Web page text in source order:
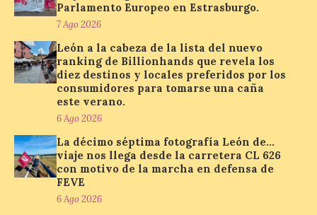
distribuye folletos con la
programación del evento
del eclipse solar que
organiza con la ESA y el
Ayuntamiento
7 Ago 2026
Los materiales ya pueden
recogerse gratuitamente
en la Oficina de
Información Turística de
del programa del evento, una guía
Parlamento Europeo en Estrasburgo.
7 Ago 2026
León a la cabeza de la lista del nuevo
ranking de Billionhands que revela los
diez destinos y locales preferidos por los
consumidores para tomarse una caña
este verano.
6 Ago 2026
La décimo séptima fotografía León de…
viaje nos llega desde la carretera CL 626
con motivo de la marcha en defensa de
FEVE
6 Ago 2026